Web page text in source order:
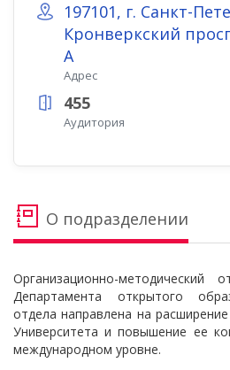
197101, г. Санкт-
Кронверкский
А
Адрес
455
Аудитория
О подразделении
Организационно-
Департамента открытого
отдела направлена на
Университета и повышение ее
международном уровне.